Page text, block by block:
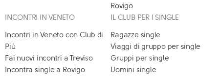
Rovigo
INCONTRI IN VENETO
Incontri in Veneto con Club di
Più
Fai nuovi incontri a Treviso
Incontra single a Rovigo
IL CLUB PER I SINGLE
Ragazze single
Viaggi di gruppo per single
Gruppi per single
Uomini single